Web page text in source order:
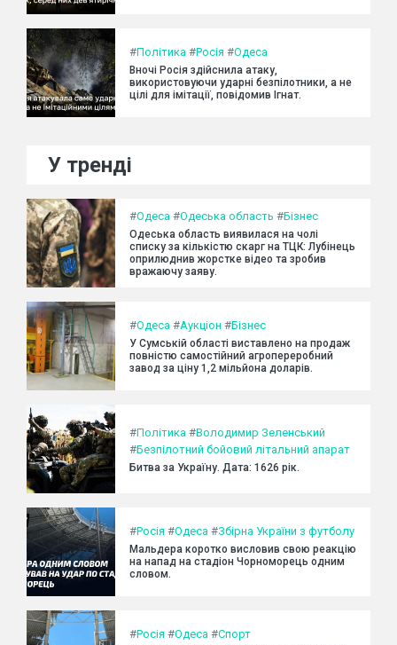
#Політика #Росія #Одеса
Вночі Росія здійснила атаку,
використовуючи ударні безпілотники, а не
цілі для імітації, повідомив Ігнат.
У тренді
#Одеса #Одеська область #Бізнес
Одеська область виявилася на чолі
списку за кількістю скарг на ТЦК: Лубінець
оприлюднив жорстке відео та зробив
вражаючу заяву.
#Одеса #Аукціон #Бізнес
У Сумській області виставлено на продаж
повністю самостійний агропереробний
завод за ціну 1,2 мільйона доларів.
#Політика #Володимир Зеленський
#Безпілотний бойовий літальний апарат
Битва за Україну. Дата: 1626 рік.
#Росія #Одеса #Збірна України з футболу
Мальдера коротко висловив свою реакцію
на напад на стадіон Чорноморець одним
словом.
#Росія #Одеса #Спорт